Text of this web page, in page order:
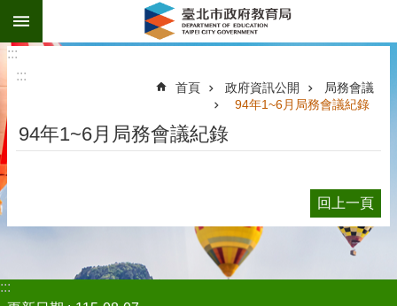
跳到主要內容區塊
:::
:::
首頁 政府資訊公開
局務會議
94年1~6月局務會議紀錄
94年1~6月局務會議紀錄
回上一頁
:::